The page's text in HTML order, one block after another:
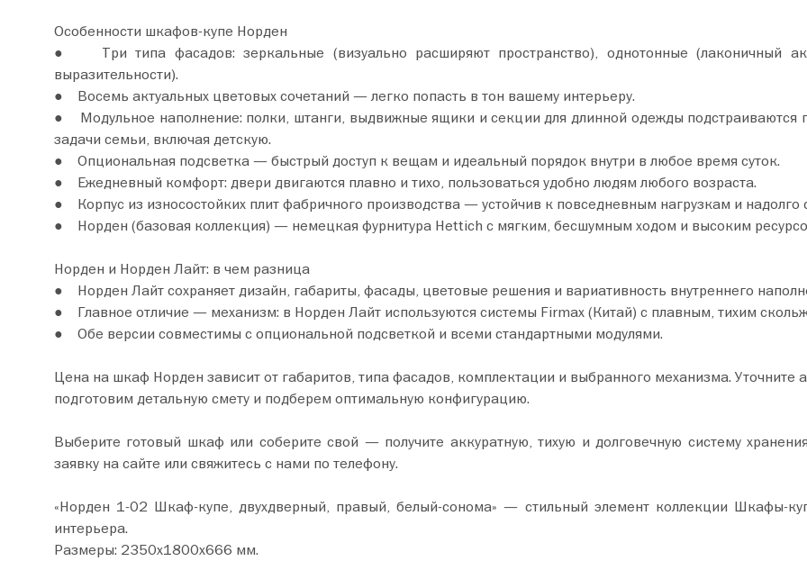
Особенности шкафов-купе Норден
● Три типа фасадов: зеркальные (визуально расширяют пространство), однотонные (лаконичный
выразительности).
● Восемь актуальных цветовых сочетаний — легко попасть в тон вашему интерьеру.
● Модульное наполнение: полки, штанги, выдвижные ящики и секции для длинной одежды
задачи семьи, включая детскую.
● Опциональная подсветка — быстрый доступ к вещам и идеальный порядок внутри в любое время суток.
● Ежедневный комфорт: двери двигаются плавно и тихо, пользоваться удобно людям любого возраста.
● Корпус из износостойких плит фабричного производства — устойчив к повседневным нагрузкам и надолго
● Норден (базовая коллекция) — немецкая фурнитура Hettich с мягким, бесшумным ходом и высоким
Норден и Норден Лайт: в чем разница
● Норден Лайт сохраняет дизайн, габариты, фасады, цветовые решения и вариативность внутреннего
● Главное отличие — механизм: в Норден Лайт используются системы Firmax (Китай) с плавным, тихим
● Обе версии совместимы с опциональной подсветкой и всеми стандартными модулями.
Цена на шкаф Норден зависит от габаритов, типа фасадов, комплектации и выбранного механизма.
подготовим детальную смету и подберем оптимальную конфигурацию.
Выберите готовый шкаф или соберите свой — получите аккуратную, тихую и долговечную систему
заявку на сайте или свяжитесь с нами по телефону.
«Норден 1-02 Шкаф-купе, двухдверный, правый, белый-сонома» — стильный элемент коллекции Шкафы-
интерьера.
Размеры: 2350х1800х666 мм.